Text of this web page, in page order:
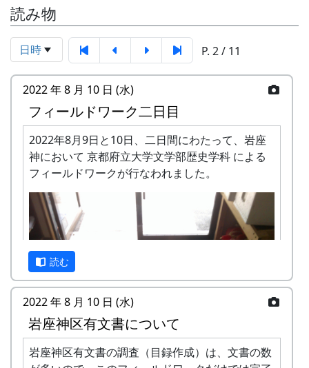
読み物
日時 P. 2 / 11
2022 年 8 月 10 日 (水)
フィールドワーク二日目
2022年8月9日と10日、二日間にわたって、岩座
神において 京都府立大学文学部歴史学科 による
フィールドワークが行なわれました。
読む
2022 年 8 月 10 日 (水)
岩座神区有文書について
岩座神区有文書の調査（目録作成）は、文書の数